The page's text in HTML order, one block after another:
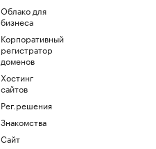
Облако для
бизнеса
Корпоративный
регистратор
доменов
Хостинг
сайтов
Рег.решения
Знакомства
Сайт